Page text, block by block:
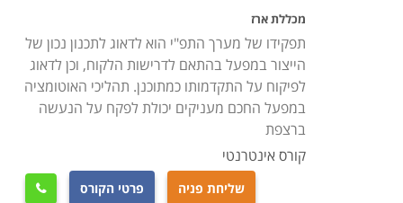
כי יש צורך בכישורי מולטי טאסקינג על מנת לתפקד ביעילות
ובצורה מוצלחת.
קורס מנהלי תפעול כולל מגוון רחב של נושאים,
החל מזרימת הייצור וניהולו על כל הקווים והתהליכים
המתרחשים בו, דרך פעילות הרכש לרבות קשר עם ספקים,
בדיקות שוק, הצעות מחיר, ניהול מלאי והקצאת משאבים,
וכלה בתפקוד טכנולוגי של מערכות מידע, רשתות תקשורת
מכללת ארז
תפקידו של מערך התפ"י הוא לדאוג לתכנון נכון של
הייצור במפעל בהתאם לדרישות הלקוח, וכן לדאוג
לפיקוח על התקדמותו כמתוכנן. תהליכי האוטומציה
במפעל החכם מעניקים יכולת לפקח על הנעשה
ברצפת
קורס אינטרנטי
שליחת פניה פרטי הקורס 